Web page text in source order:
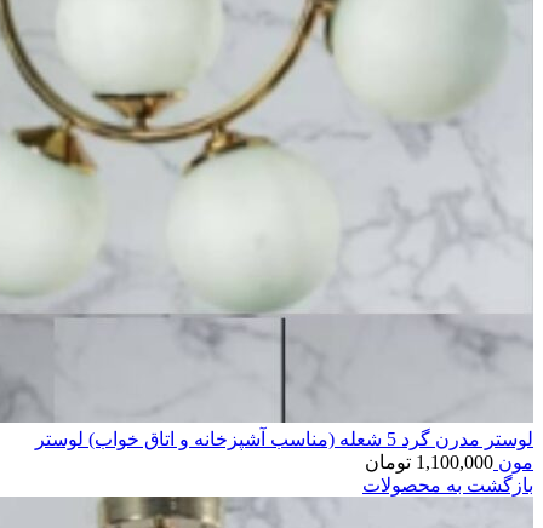
لوستر مدرن گرد 5 شعله (مناسب آشپزخانه و اتاق خواب) لوستر
مون 1,100,000 تومان
بازگشت به محصولات